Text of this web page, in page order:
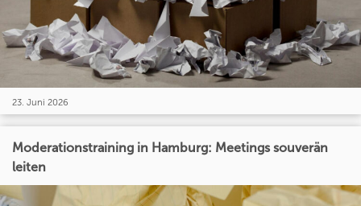
23. Juni 2026
Moderationstraining in Hamburg: Meetings souverän
leiten